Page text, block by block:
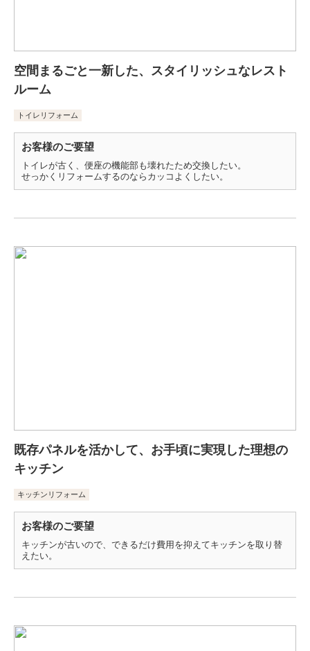
空間まるごと一新した、スタイリッシュなレスト
ルーム
トイレリフォーム
お客様のご要望
トイレが古く、便座の機能部も壊れたため交換したい。
せっかくリフォームするのならカッコよくしたい。
既存パネルを活かして、お手頃に実現した理想の
キッチン
キッチンリフォーム
お客様のご要望
キッチンが古いので、できるだけ費用を抑えてキッチンを取り替
えたい。